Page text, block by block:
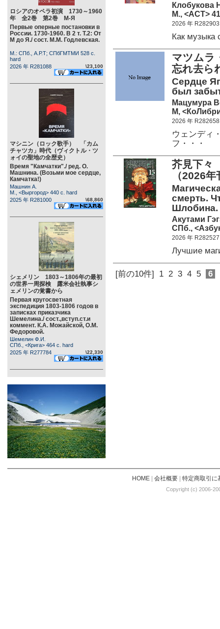
ロシアのオペラ初演 1730～1960
年 全2巻 第2巻 М-Я
Первые оперные постановки в
России. 1730-1960. В 2 т. Т.2: От
М до Я./ сост. М.М. Годлевская.
М.: СПб., А.Р.Т; СПбГМТМИ 528 c.
hard
2026 年 R281088
\23,100
マシニン（ロック歌手） 「カム
チャツカ」時代（ヴィクトル・ツ
ォイの聖地の全歴史）
Время "Камчатки"./ ред. О.
Машнина. (Возьми мое сердце,
Камчатка!)
Машнин А.
М., <Выргород> 440 c. hard
2025 年 R281000
\68,860
シェメリン 1803～1806年の最初
の世界一周探検 露米会社執事シ
ェメリンの覚書から
Первая кругосветная
экспедиция 1803-1806 годов в
записках приказчика
Шемелина./ сост.,вступ.ст.и
коммент. К.А. Можайской, О.М.
Федоровой.
Шемелин Ф.И.
СПб., <Крига> 464 c. hard
2025 年 R277784
\22,330
Клобукова
М., <АСТ>
2026 年 R282903
Как музыка
マツム
忘れ去ら
Сердце
был
Мацумура
М,
2026 年 R282658
ウェンディ
フ・・・
芥見下
（2026年
смерть.
Шлобина.
Акутами
СПб.,
2026 年 R282527
Лучшие
[前の10件] 1 2 3 4 5 6
HOME| 会社概要| 特定商取引に
Copyright (c) 2006-